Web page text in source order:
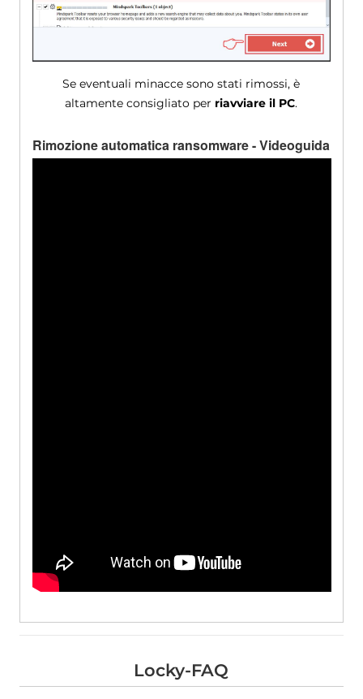
Se eventuali minacce sono stati rimossi, è
altamente consigliato per riavviare il PC.
Rimozione automatica ransomware - Videoguida
Locky-FAQ